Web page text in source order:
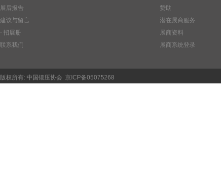
展后报告
建议与留言
- 招展册
联系我们
赞助
潜在展商服务
展商资料
展商系统登录
版权所有: 中国锻压协会 京ICP备05075268